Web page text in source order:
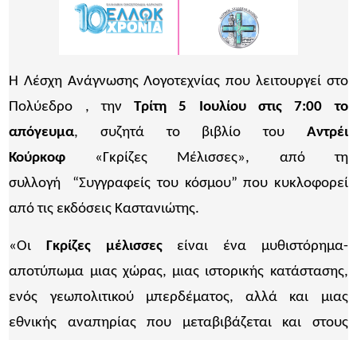
Η Λέσχη Ανάγνωσης Λογοτεχνίας που λειτουργεί στο
Πολύεδρο , τηνΤρίτη 5 Ιουλίου στις 7:00 το
απόγευμα, συζητά το βιβλίο του Αντρέι
Κούρκοφ «Γκρίζες Μέλισσες», από τη
συλλογή “Συγγραφείς του κόσμου” που κυκλοφορεί
από τις εκδόσεις Καστανιώτης.
«Οι Γκρίζες μέλισσεςείναι ένα μυθιστόρημα-
αποτύπωμα μιας χώρας, μιας ιστορικής κατάστασης,
ενός γεωπολιτικού μπερδέματος, αλλά και μιας
εθνικής αναπηρίας που μεταβιβάζεται και στους